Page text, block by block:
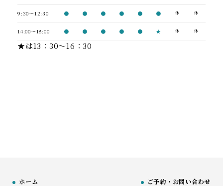
9:30〜12:30 ● ● ● ● ● ● 休 休
14:00〜18:00 ● ● ● ● ● ★ 休 休
★は13：30～16：30
ホーム
ご予約・お問い合わせ